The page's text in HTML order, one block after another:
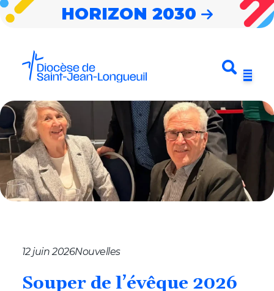
HORIZON 2030
Menu
Horizon 2030
Notre diocèse
Nouvelles
Cheminer
Célébrer
12 juin 2026Nouvelles
Souper de l’évêque 2026